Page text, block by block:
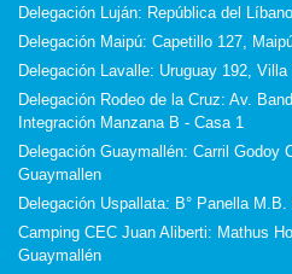
Delegación Luján: República del
Delegación Maipú: Capetillo 127,
Delegación Lavalle: Uruguay 192,
Delegación Rodeo de la Cruz: Av.
Integración Manzana B - Casa 1
Delegación Guaymallén: Carril Godoy
Guaymallen
Delegación Uspallata: B° Panella
Camping CEC Juan Aliberti: Mathus
Guaymallén